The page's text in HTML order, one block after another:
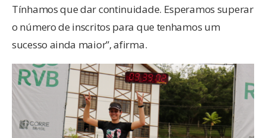
Tínhamos que dar continuidade. Esperamos superar
o número de inscritos para que tenhamos um
sucesso ainda maior”, afirma.